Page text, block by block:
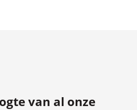
van al onze